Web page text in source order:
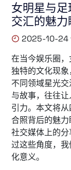
女明星与
交汇的魅力
2025-10-24
在当今娱乐圈
独特的文化现
不同领域星光
与故事，往往
引力。本文将
合照背后的魅力
社交媒体上的
过这些角度，
化意义。